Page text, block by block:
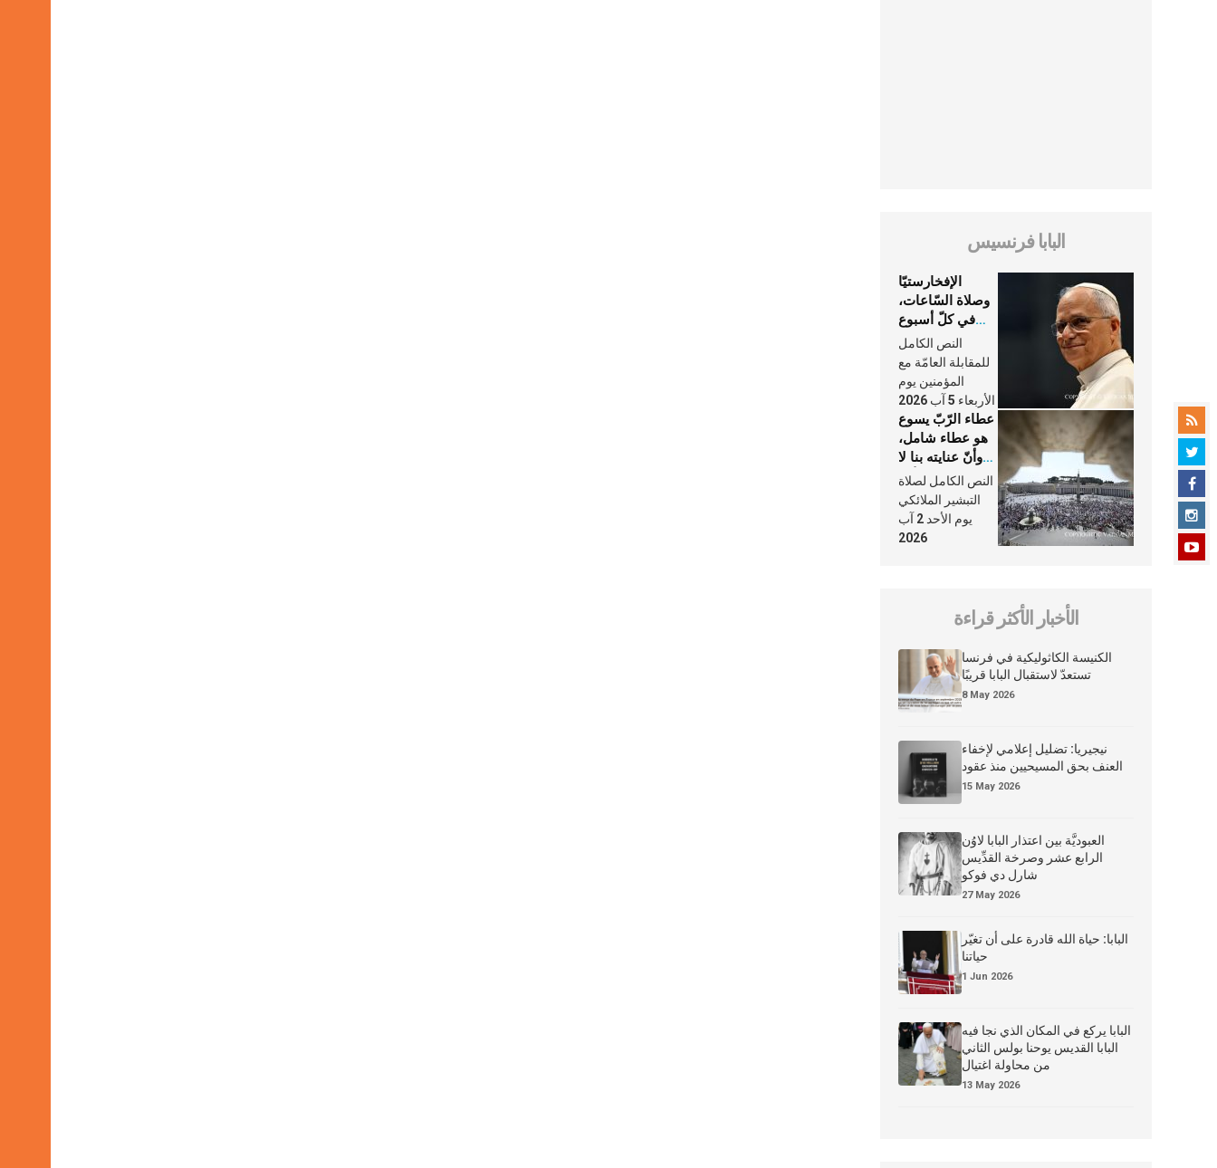
البابا فرنسيس
الإفخارستيّا
وصلاة السّاعات،
في كلّ أسبوع
وكلّ يوم، هما
النَّفَس في حياة
الكنيسة
النص الكامل
للمقابلة العامّة مع
المؤمنين يوم
الأربعاء 5 آب 2026
عطاء الرّبّ يسوع
هو عطاء شامل،
وأنّ عنايته بنا لا
تغيب عنّا أبدًا
النص الكامل لصلاة
التبشير الملائكي
يوم الأحد 2 آب
2026
الأخبار الأكثر قراءة
الكنيسة الكاثوليكية في فرنسا
تستعدّ لاستقبال البابا قريبًا
8 May 2026
نيجيريا: تضليل إعلامي لإخفاء
العنف بحق المسيحيين منذ عقود
15 May 2026
العبوديَّة بين اعتذار البابا لاوُن
الرابع عشر وصرخة القدِّيس
شارل دي فوكو
27 May 2026
البابا: حياة الله قادرة على أن تغيّر
حياتنا
1 Jun 2026
البابا يركع في المكان الذي نجا فيه
البابا القديس يوحنا بولس الثاني
من محاولة اغتيال
13 May 2026